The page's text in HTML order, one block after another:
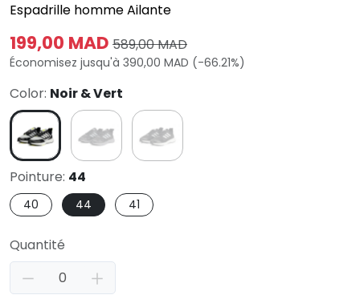
Espadrille homme Ailante
199,00 MAD 589,00 MAD
Économisez jusqu'à 390,00 MAD (-66.21%)
Color: Noir & Vert
Pointure: 44
40 44 41
Quantité